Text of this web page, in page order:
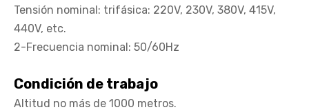
Tensión nominal: trifásica: 220V, 230V, 380V, 415V,
440V, etc.
2-Frecuencia nominal: 50/60Hz
Condición de trabajo
Altitud no más de 1000 metros.